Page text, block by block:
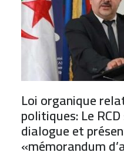
Loi organique
politiques: Le
dialogue et
«mémorandum